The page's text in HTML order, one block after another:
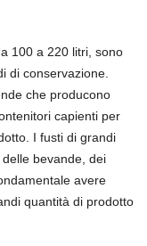
100 a 220 litri, sono
di conservazione.
che producono
capienti per
I fusti di grandi
bevande, dei
avere
quantità di prodotto